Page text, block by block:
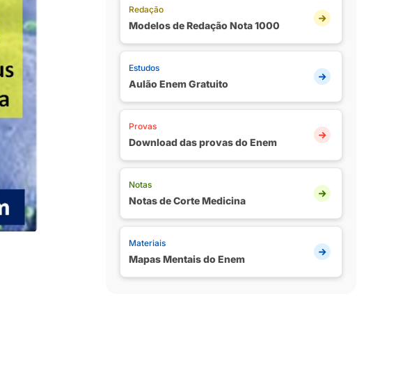
Redação
Modelos de Redação Nota 1000
Estudos
Aulão Enem Gratuito
Provas
Download das provas do Enem
Notas
Notas de Corte Medicina
Materiais
Mapas Mentais do Enem